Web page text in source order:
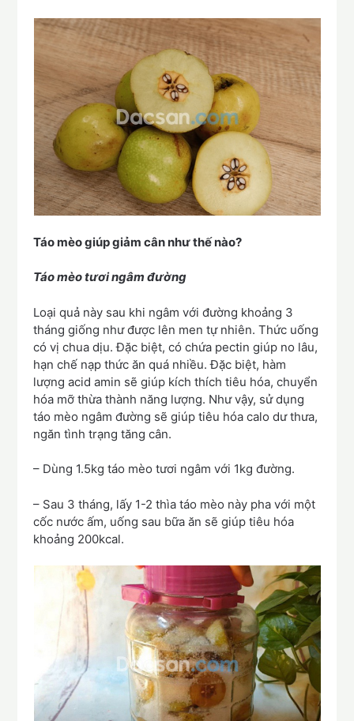
Táo mèo giúp giảm cân như thế nào?
Táo mèo tươi ngâm đường
Loại quả này sau khi ngâm với đường khoảng 3
tháng giống như được lên men tự nhiên. Thức uống
có vị chua dịu. Đặc biệt, có chứa pectin giúp no lâu,
hạn chế nạp thức ăn quá nhiều. Đặc biệt, hàm
lượng acid amin sẽ giúp kích thích tiêu hóa, chuyển
hóa mỡ thừa thành năng lượng. Như vậy, sử dụng
táo mèo ngâm đường sẽ giúp tiêu hóa calo dư thưa,
ngăn tình trạng tăng cân.
– Dùng 1.5kg táo mèo tươi ngâm với 1kg đường.
– Sau 3 tháng, lấy 1-2 thìa táo mèo này pha với một
cốc nước ấm, uống sau bữa ăn sẽ giúp tiêu hóa
khoảng 200kcal.